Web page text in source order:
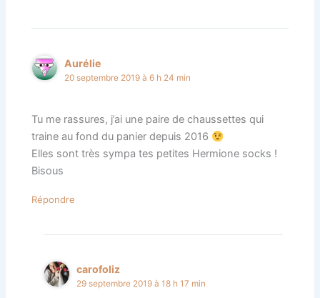
Aurélie
20 septembre 2019 à 6 h 24 min
Tu me rassures, j’ai une paire de chaussettes qui
traine au fond du panier depuis 2016
Elles sont très sympa tes petites Hermione socks !
Bisous
Répondre
carofoliz
29 septembre 2019 à 18 h 17 min